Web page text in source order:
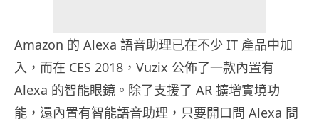
Amazon 的 Alexa 語音助理已在不少 IT 產品中加
入，而在 CES 2018，Vuzix 公佈了一款內置有
Alexa 的智能眼鏡。除了支援了 AR 擴增實境功
能，還內置有智能語音助理，只要開口問 Alexa 問